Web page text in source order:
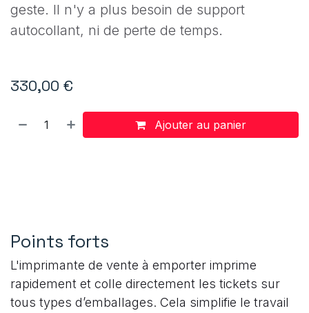
geste. Il n'y a plus besoin de support
autocollant, ni de perte de temps.
330,00 €
Ajouter au panier
Points forts
L'imprimante de vente à emporter imprime
rapidement et colle directement les tickets sur
tous types d’emballages. Cela simplifie le travail